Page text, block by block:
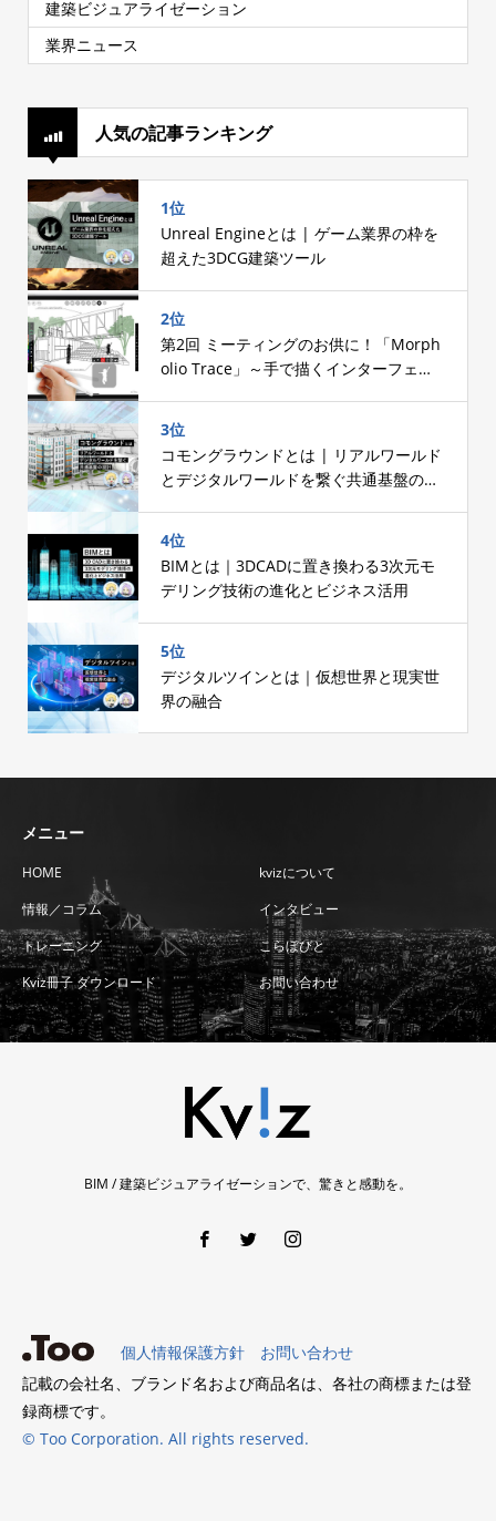
建築ビジュアライゼーション
業界ニュース
人気の記事ランキング
1位
Unreal Engineとは | ゲーム業界の枠を
超えた3DCG建築ツール
2位
第2回 ミーティングのお供に！「Morph
olio Trace」～手で描くインターフェー
3位
コモングラウンドとは | リアルワールド
とデジタルワールドを繋ぐ共通基盤の設
4位
BIMとは｜3DCADに置き換わる3次元モ
デリング技術の進化とビジネス活用
5位
デジタルツインとは｜仮想世界と現実世
界の融合
メニュー
HOME
kvizについて
情報／コラム
インタビュー
トレーニング
こらぼびと
Kviz冊子 ダウンロード
お問い合わせ
BIM / 建築ビジュアライゼーションで、驚きと感動を。
個人情報保護方針
お問い合わせ
記載の会社名、ブランド名および商品名は、各社の商標または登
録商標です。
© Too Corporation. All rights reserved.